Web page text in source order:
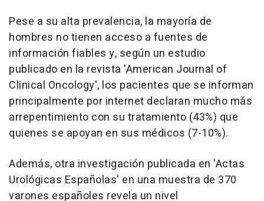
Pese a su alta prevalencia, la mayoría de
hombres no tienen acceso a fuentes de
información fiables y, según un estudio
publicado en la revista 'American Journal of
Clinical Oncology', los pacientes que se informan
principalmente por internet declaran mucho más
arrepentimiento con su tratamiento (43%) que
quienes se apoyan en sus médicos (7-10%).
Además, otra investigación publicada en 'Actas
Urológicas Españolas' en una muestra de 370
varones españoles revela un nivel